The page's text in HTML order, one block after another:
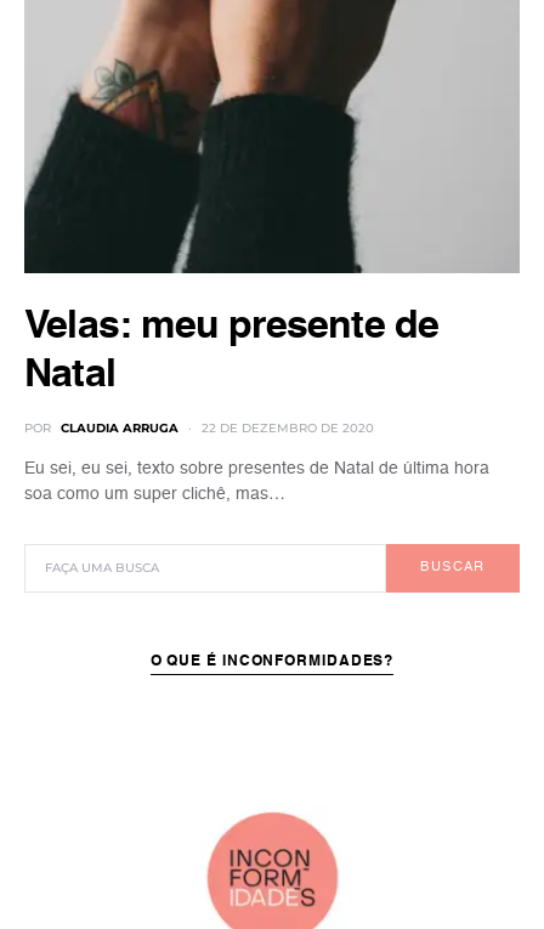
Velas: meu presente de
Natal
POR CLAUDIA ARRUGA 22 DE DEZEMBRO DE 2020
Eu sei, eu sei, texto sobre presentes de Natal de última hora
soa como um super clichê, mas…
BUSCAR
O QUE É INCONFORMIDADES?